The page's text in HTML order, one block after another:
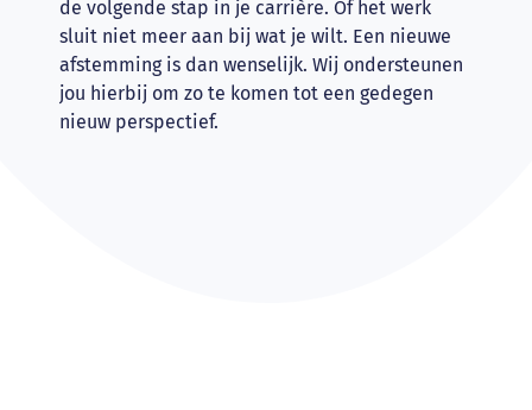
de volgende stap in je carrière. Of het werk
sluit niet meer aan bij wat je wilt. Een nieuwe
afstemming is dan wenselijk. Wij ondersteunen
jou hierbij om zo te komen tot een gedegen
nieuw perspectief.